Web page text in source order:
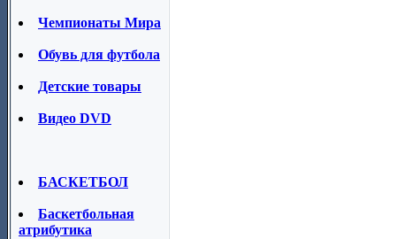
Чемпионаты Мира
Обувь для футбола
Детские товары
Видео DVD
БАСКЕТБОЛ
Баскетбольная
атрибутика